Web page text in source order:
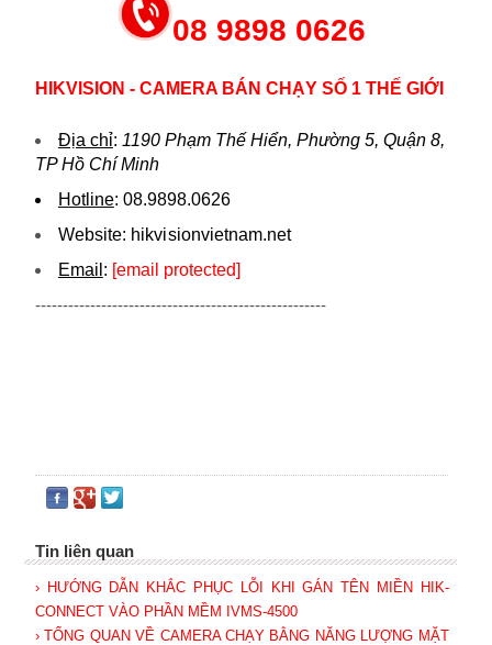
08 9898 0626
HIKVISION - CAMERA BÁN CHẠY SỐ 1 THẾ GIỚI
Địa chỉ: 1190 Phạm Thế Hiển, Phường 5, Quận 8,
TP Hồ Chí Minh
Hotline: 08.9898.0626
Website: hikvi sionvietnam.net
Email : [email protected]
-----------------------------------------------------
Tin liên quan
› HƯỚNG DẪN KHẮC PHỤC LỖI KHI GÁN TÊN MIỀN HIK-
CONNECT VÀO PHẦN MỀM IVMS-4500
› TỔNG QUAN VỀ CAMERA CHẠY BẰNG NĂNG LƯỢNG MẶT